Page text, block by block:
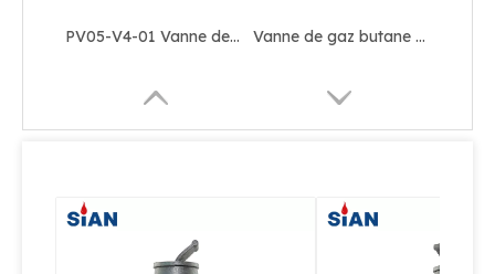
Certification TPED standard EN15995 de valve de roue de main du cylindre PV05 de LPG de marque de SiAN de haute qualité Vanne de bouteille de gaz GPL à fermeture automatique de marque SiAN PV02-D22 avec certification PI